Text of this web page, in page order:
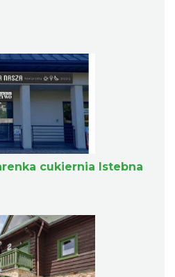
cukiernia Istebna